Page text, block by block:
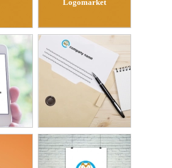
Logomarket